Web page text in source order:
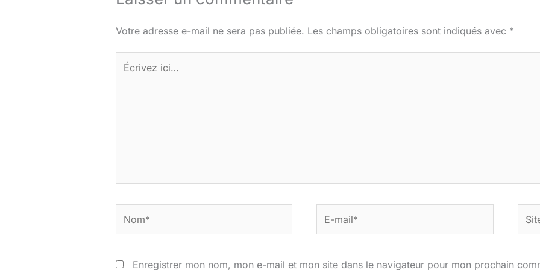
Votre adresse e-mail ne sera pas publiée. Les champs obligatoires sont indiqués avec *
Écrivez
ici…
mail*
Enregistrer mon nom, mon e-mail et mon site dans le navigateur pour mon prochain